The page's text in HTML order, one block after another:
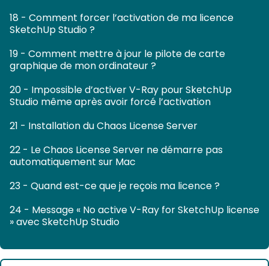
18 - Comment forcer l’activation de ma licence
SketchUp Studio ?
19 - Comment mettre à jour le pilote de carte
graphique de mon ordinateur ?
20 - Impossible d’activer V-Ray pour SketchUp
Studio même après avoir forcé l’activation
21 - Installation du Chaos License Server
22 - Le Chaos License Server ne démarre pas
automatiquement sur Mac
23 - Quand est-ce que je reçois ma licence ?
24 - Message « No active V-Ray for SketchUp license
» avec SketchUp Studio